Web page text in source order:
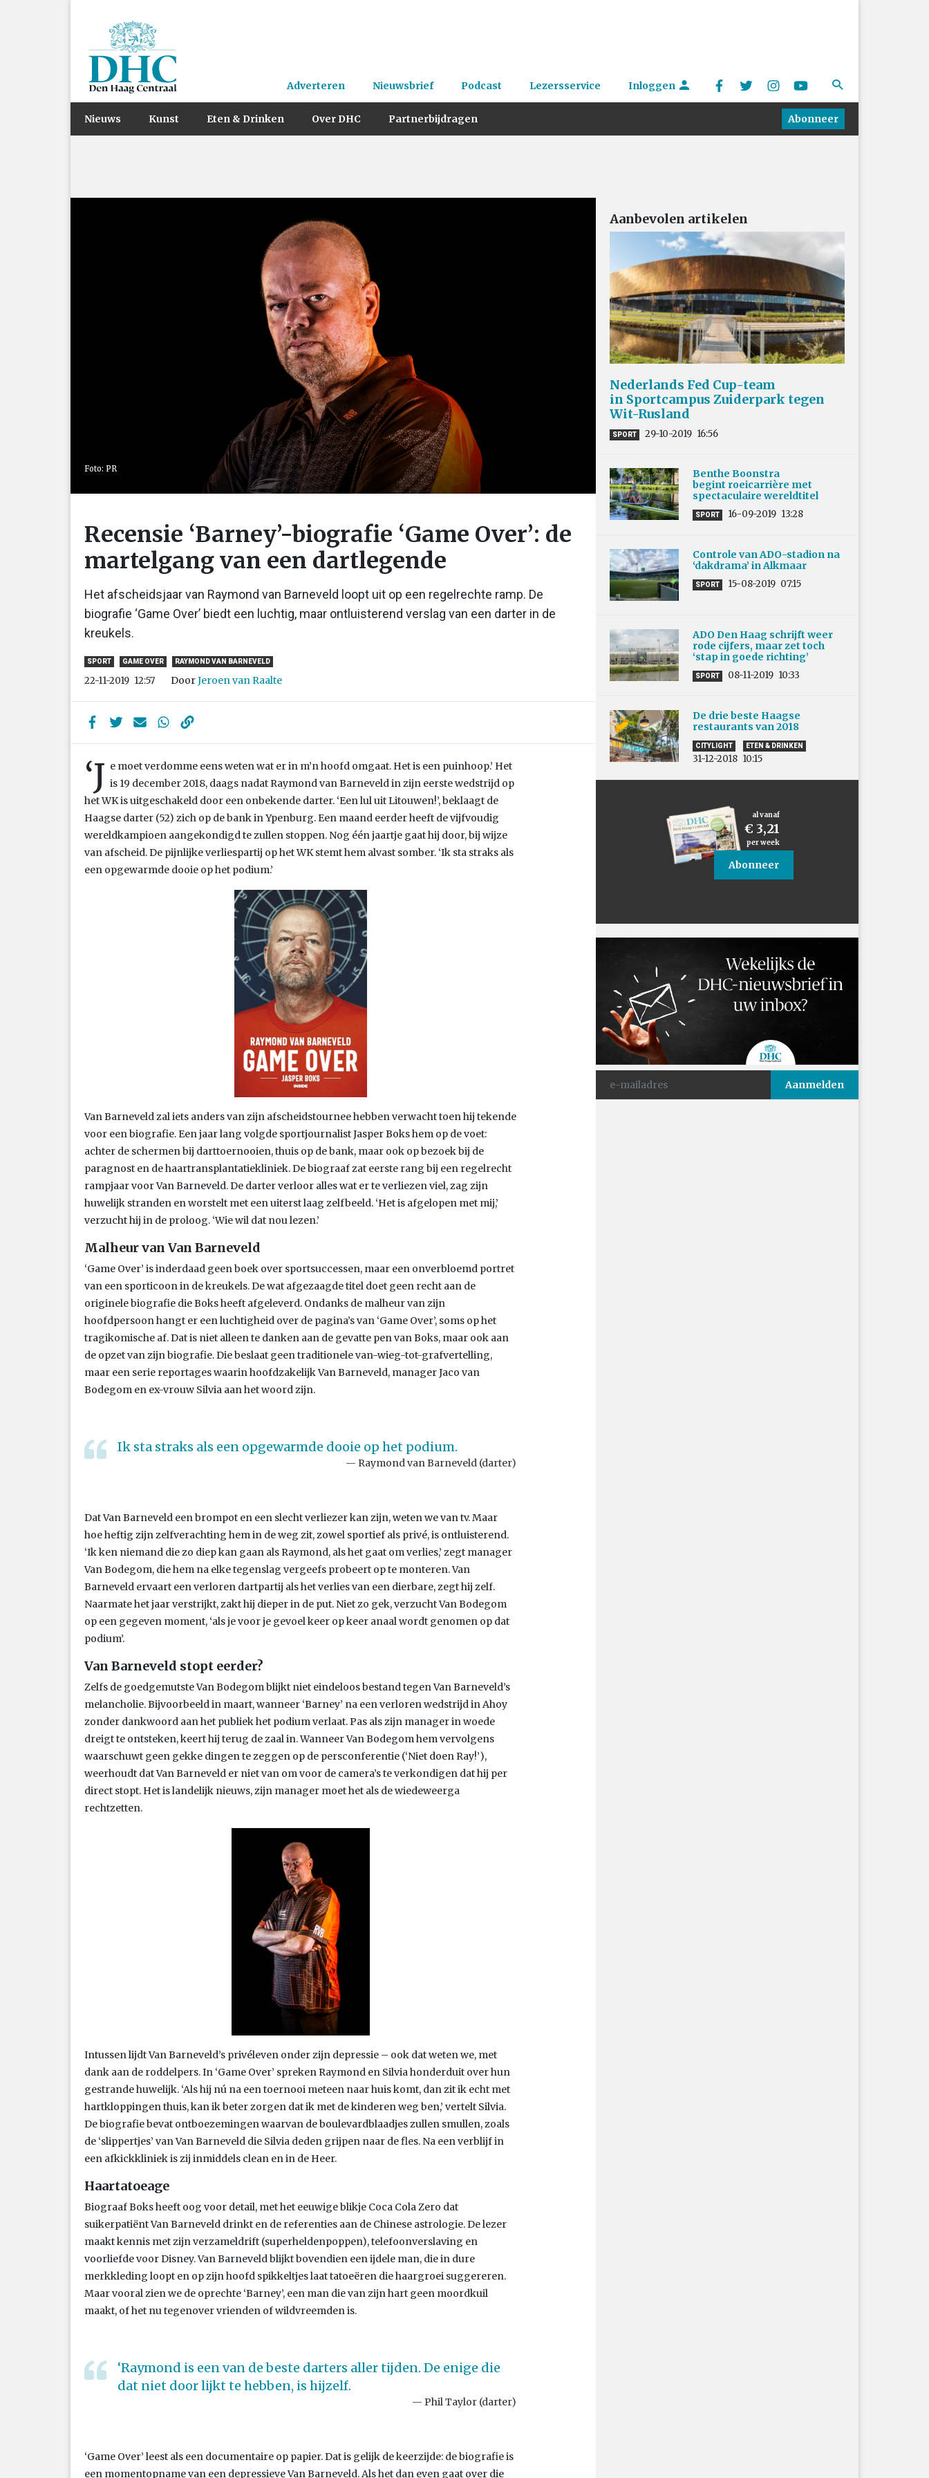
Adverteren Nieuwsbrief Podcast Lezersservice Inloggen
Nieuws Kunst Eten & Drinken Over DHC Partnerbijdragen Abonneer
Foto: PR
Recensie ‘Barney’-biografie ‘Game Over’: de
martelgang van een dartlegende
Het afscheidsjaar van Raymond van Barneveld loopt uit op een regelrechte ramp. De
biografie ‘Game Over’ biedt een luchtig, maar ontluisterend verslag van een darter in de
kreukels.
SPORT GAME OVER RAYMOND VAN BARNEVELD
22-11-2019 12:57 DoorJeroen van Raalte
‘J e moet verdomme eens weten wat er in m’n hoofd omgaat. Het is een puinhoop.’ Het
is 19 december 2018, daags nadat Raymond van Barneveld in zijn eerste wedstrijd op
het WK is uitgeschakeld door een onbekende darter. ‘Een lul uit Litouwen!’, beklaagt de
Haagse darter (52) zich op de bank in Ypenburg. Een maand eerder heeft de vijfvoudig
wereldkampioen aangekondigd te zullen stoppen. Nog één jaartje gaat hij door, bij wijze
van afscheid. De pijnlijke verliespartij op het WK stemt hem alvast somber. ‘Ik sta straks als
een opgewarmde dooie op het podium.’
Van Barneveld zal iets anders van zijn afscheidstournee hebben verwacht toen hij tekende
voor een biografie. Een jaar lang volgde sportjournalist Jasper Boks hem op de voet:
achter de schermen bij darttoernooien, thuis op de bank, maar ook op bezoek bij de
paragnost en de haartransplantatiekliniek. De biograaf zat eerste rang bij een regelrecht
rampjaar voor Van Barneveld. De darter verloor alles wat er te verliezen viel, zag zijn
huwelijk stranden en worstelt met een uiterst laag zelfbeeld. ‘Het is afgelopen met mij,’
verzucht hij in de proloog. ‘Wie wil dat nou lezen.’
Malheur van Van Barneveld
‘Game Over’ is inderdaad geen boek over sportsuccessen, maar een onverbloemd portret
van een sporticoon in de kreukels. De wat afgezaagde titel doet geen recht aan de
originele biografie die Boks heeft afgeleverd. Ondanks de malheur van zijn
hoofdpersoon hangt er een luchtigheid over de pagina’s van ‘Game Over’, soms op het
tragikomische af. Dat is niet alleen te danken aan de gevatte pen van Boks, maar ook aan
de opzet van zijn biografie. Die beslaat geen traditionele van-wieg-tot-grafvertelling,
maar een serie reportages waarin hoofdzakelijk Van Barneveld, manager Jaco van
Bodegom en ex-vrouw Silvia aan het woord zijn.
Ik sta straks als een opgewarmde dooie op het podium.
Raymond van Barneveld (darter)
Dat Van Barneveld een brompot en een slecht verliezer kan zijn, weten we van tv. Maar
hoe heftig zijn zelfverachting hem in de weg zit, zowel sportief als privé, is ontluisterend.
‘Ik ken niemand die zo diep kan gaan als Raymond, als het gaat om verlies,’ zegt manager
Van Bodegom, die hem na elke tegenslag vergeefs probeert op te monteren. Van
Barneveld ervaart een verloren dartpartij als het verlies van een dierbare, zegt hij zelf.
Naarmate het jaar verstrijkt, zakt hij dieper in de put. Niet zo gek, verzucht Van Bodegom
op een gegeven moment, ‘als je voor je gevoel keer op keer anaal wordt genomen op dat
podium’.
Van Barneveld stopt eerder?
Zelfs de goedgemutste Van Bodegom blijkt niet eindeloos bestand tegen Van Barneveld’s
melancholie. Bijvoorbeeld in maart, wanneer ‘Barney’ na een verloren wedstrijd in Ahoy
zonder dankwoord aan het publiek het podium verlaat. Pas als zijn manager in woede
dreigt te ontsteken, keert hij terug de zaal in. Wanneer Van Bodegom hem vervolgens
waarschuwt geen gekke dingen te zeggen op de persconferentie (‘Niet doen Ray!’),
weerhoudt dat Van Barneveld er niet van om voor de camera’s te verkondigen dat hij per
direct stopt. Het is landelijk nieuws, zijn manager moet het als de wiedeweerga
rechtzetten.
Intussen lijdt Van Barneveld’s privéleven onder zijn depressie – ook dat weten we, met
dank aan de roddelpers. In ‘Game Over’ spreken Raymond en Silvia honderduit over hun
gestrande huwelijk. ‘Als hij nú na een toernooi meteen naar huis komt, dan zit ik echt met
hartkloppingen thuis, kan ik beter zorgen dat ik met de kinderen weg ben,’ vertelt Silvia.
De biografie bevat ontboezemingen waarvan de boulevardblaadjes zullen smullen, zoals
de ‘slippertjes’ van Van Barneveld die Silvia deden grijpen naar de fles. Na een verblijf in
een afkickkliniek is zij inmiddels clean en in de Heer.
Haartatoeage
Biograaf Boks heeft oog voor detail, met het eeuwige blikje Coca Cola Zero dat
suikerpatiënt Van Barneveld drinkt en de referenties aan de Chinese astrologie. De lezer
maakt kennis met zijn verzameldrift (superheldenpoppen), telefoonverslaving en
voorliefde voor Disney. Van Barneveld blijkt bovendien een ijdele man, die in dure
merkkleding loopt en op zijn hoofd spikkeltjes laat tatoeëren die haargroei suggereren.
Maar vooral zien we de oprechte ‘Barney’, een man die van zijn hart geen moordkuil
maakt, of het nu tegenover vrienden of wildvreemden is.
‘Raymond is een van de beste darters aller tijden. De enige die
dat niet door lijkt te hebben, is hijzelf.
Phil Taylor (darter)
‘Game Over’ leest als een documentaire op papier. Dat is gelijk de keerzijde: de biografie is
een momentopname van een depressieve Van Barneveld. Als het dan even gaat over die
Aanbevolen artikelen
Nederlands Fed Cup-team
in Sportcampus Zuiderpark tegen
Wit-Rusland
SPORT 29-10-2019 16:56
Benthe Boonstra
begint roeicarrière met
spectaculaire wereldtitel
SPORT 16-09-2019 13:28
Controle van ADO-stadion na
‘dakdrama’ in Alkmaar
SPORT 15-08-2019 07:15
ADO Den Haag schrijft weer
rode cijfers, maar zet toch
‘stap in goede richting’
SPORT 08-11-2019 10:33
De drie beste Haagse
restaurants van 2018
CITYLIGHT ETEN & DRINKEN
31-12-2018 10:15
al vanaf
€ 3,21
per week
Abonneer